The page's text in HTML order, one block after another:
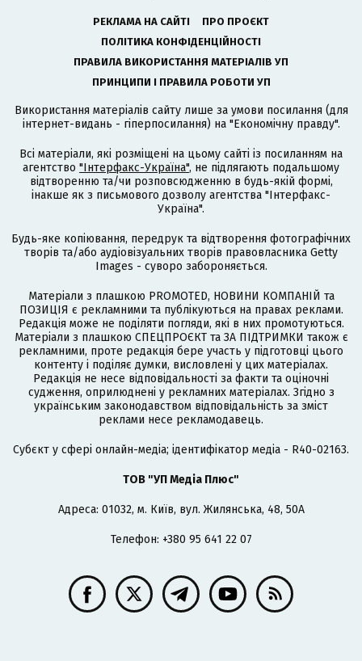
РЕКЛАМА НА САЙТІ
ПРО ПРОЄКТ
ПОЛІТИКА КОНФІДЕНЦІЙНОСТІ
ПРАВИЛА ВИКОРИСТАННЯ МАТЕРІАЛІВ УП
ПРИНЦИПИ І ПРАВИЛА РОБОТИ УП
Використання матеріалів сайту лише за умови посилання (для
інтернет-видань - гіперпосилання) на "Економічну правду".
Всі матеріали, які розміщені на цьому сайті із посиланням на
агентство "Інтерфакс-Україна", не підлягають подальшому
відтворенню та/чи розповсюдженню в будь-якій формі,
інакше як з письмового дозволу агентства "Інтерфакс-
Україна".
Будь-яке копіювання, передрук та відтворення фотографічних
творів та/або аудіовізуальних творів правовласника Getty
Images - суворо забороняється.
Матеріали з плашкою PROMOTED, НОВИНИ КОМПАНІЙ та
ПОЗИЦІЯ є рекламними та публікуються на правах реклами.
Редакція може не поділяти погляди, які в них промотуються.
Матеріали з плашкою СПЕЦПРОЄКТ та ЗА ПІДТРИМКИ також є
рекламними, проте редакція бере участь у підготовці цього
контенту і поділяє думки, висловлені у цих матеріалах.
Редакція не несе відповідальності за факти та оціночні
судження, оприлюднені у рекламних матеріалах. Згідно з
українським законодавством відповідальність за зміст
реклами несе рекламодавець.
Cубєкт у сфері онлайн-медіа; ідентифікатор медіа - R40-02163.
ТОВ "УП Медіа Плюс"
Адреса: 01032, м. Київ, вул. Жилянська, 48, 50А
Телефон: +380 95 641 22 07